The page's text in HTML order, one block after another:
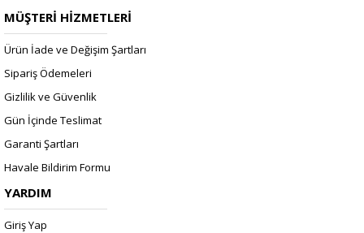
MÜŞTERİ HİZMETLERİ
Ürün İade ve Değişim Şartları
Sipariş Ödemeleri
Gizlilik ve Güvenlik
Gün İçinde Teslimat
Garanti Şartları
Havale Bildirim Formu
YARDIM
Giriş Yap